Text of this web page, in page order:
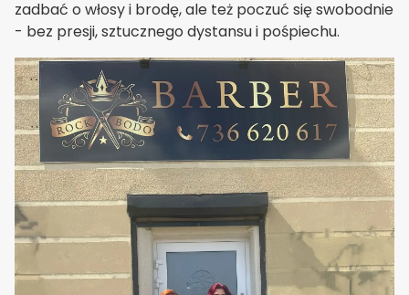
zadbać o włosy i brodę, ale też poczuć się swobodnie
- bez presji, sztucznego dystansu i pośpiechu.